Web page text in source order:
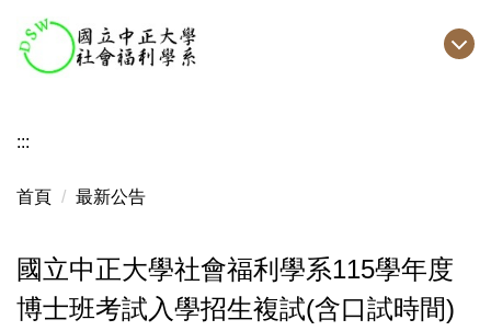
到
主
容
:::
首頁 最新公告
國立中正大學社會福利學系115學年度
博士班考試入學招生複試(含口試時間)